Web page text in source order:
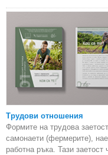
Трудови отношения
Формите на трудова
самонаети (фермерите),
работна ръка. Тази